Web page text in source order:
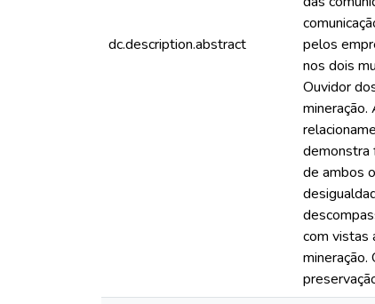
dc.description.abstract
pelos
nos dois
Ouvidor
demonstra
de ambos
com vistas